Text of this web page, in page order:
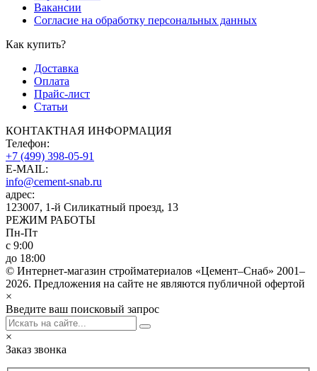
Вакансии
Согласие на обработку персональных данных
Как купить?
Доставка
Оплата
Прайс-лист
Статьи
КОНТАКТНАЯ ИНФОРМАЦИЯ
Телефон:
+7 (499) 398-05-91
E-MAIL:
info@cement-snab.ru
адрес:
123007, 1-й Силикатный проезд, 13
РЕЖИМ РАБОТЫ
Пн-Пт
с 9:00
до 18:00
© Интернет-магазин стройматериалов «Цемент–Снаб» 2001–
2026. Предложения на сайте не являются публичной офертой
×
Введите ваш поисковый запрос
×
Заказ звонка